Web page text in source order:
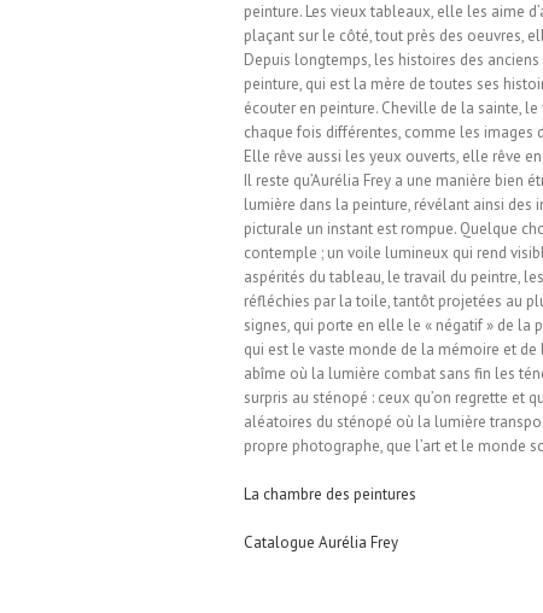
peinture. Les vieux tableaux, elle les aime
plaçant sur le côté, tout près des oeuvres,
Depuis longtemps, les histoires des
peinture, qui est la mère de toutes ses
écouter en peinture. Cheville de la sainte,
chaque fois différentes, comme les images
Elle rêve aussi les yeux ouverts, elle rêve
Il reste qu’Aurélia Frey a une manière bien
lumière dans la peinture, révélant ainsi des
picturale un instant est rompue. Quelque
contemple ; un voile lumineux qui rend
aspérités du tableau, le travail du peintre,
réfléchies par la toile, tantôt projetées au
signes, qui porte en elle le « négatif » de la
qui est le vaste monde de la mémoire et de
abîme où la lumière combat sans fin les
surpris au sténopé : ceux qu’on regrette et
aléatoires du sténopé où la lumière
propre photographe, que l’art et le monde
La chambre des peintures
Catalogue Aurélia Frey